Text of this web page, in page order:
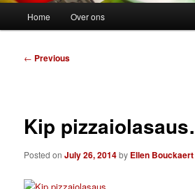
Home Over ons
Post
← Previous
Kip
Posted onJuly 26, 2014by Ellen Bouckaert